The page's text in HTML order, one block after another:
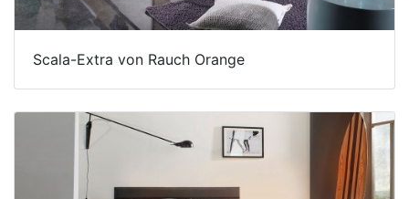
Scala-Extra von Rauch Orange